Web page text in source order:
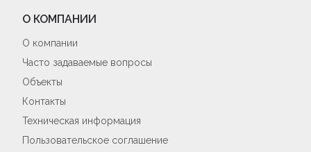
О КОМПАНИИ
О компании
Часто задаваемые вопросы
Объекты
Контакты
Техническая информация
Пользовательское соглашение